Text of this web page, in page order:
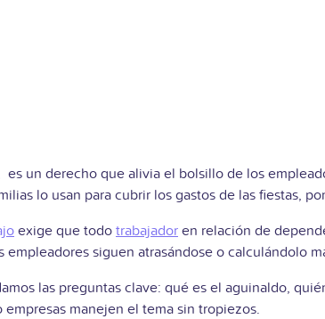
un derecho que alivia el bolsillo de los
lo usan para cubrir los gastos de las fiestas,
exige que todo trabajador en relación de
siguen atrasándose o calculándolo
las preguntas clave: qué es el aguinaldo,
manejen el tema sin tropiezos.